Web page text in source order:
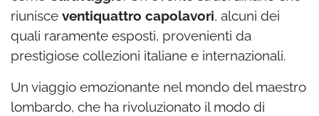
riunisce ventiquattro capolavori, alcuni dei
quali raramente esposti, provenienti da
prestigiose collezioni italiane e internazionali.
Un viaggio emozionante nel mondo del maestro
lombardo, che ha rivoluzionato il modo di